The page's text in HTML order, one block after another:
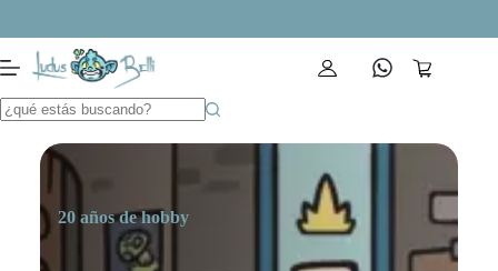
contenido
Carro
20 años de hobby